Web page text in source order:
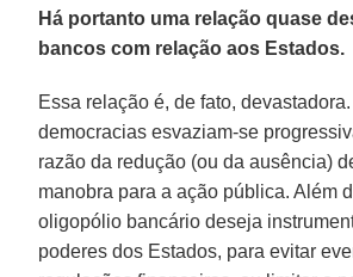
Há portanto uma relação quase
bancos com relação aos Estados.
Essa relação é, de fato,
democracias esvaziam-se
razão da redução (ou da ausência)
manobra para a ação pública. Além
oligopólio bancário deseja
poderes dos Estados, para evitar